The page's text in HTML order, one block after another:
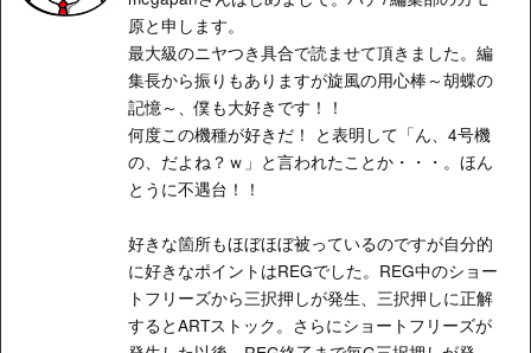
原と申します。
最大級のニヤつき具合で読ませて頂きました。編
集長から振りもありますが旋風の用心棒～胡蝶の
記憶～、僕も大好きです！！
何度この機種が好きだ！ と表明して「ん、4号機
の、だよね？ｗ」と言われたことか・・・。ほん
とうに不遇台！！
好きな箇所もほぼほぼ被っているのですが自分的
に好きなポイントはREGでした。REG中のショー
トフリーズから三択押しが発生、三択押しに正解
するとARTストック。さらにショートフリーズが